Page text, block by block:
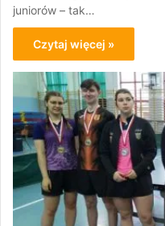
juniorów – tak…
Czytaj więcej »